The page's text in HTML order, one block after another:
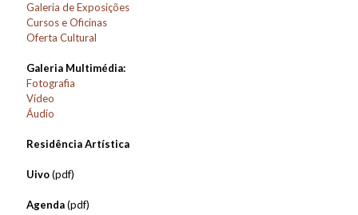
Galeria de Exposições
Cursos e Oficinas
Oferta Cultural
Galeria Multimédia:
Fotografia
Vídeo
Áudio
Residência Artística
Uivo(pdf)
Agenda(pdf)